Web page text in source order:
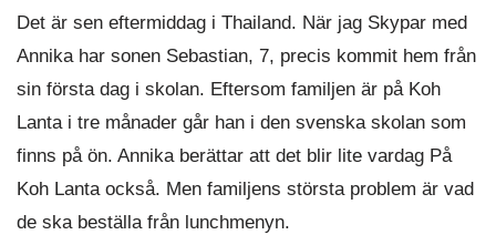
Det är sen eftermiddag i Thailand. När jag Skypar med
Annika har sonen Sebastian, 7, precis kommit hem från
sin första dag i skolan. Eftersom familjen är på Koh
Lanta i tre månader går han i den svenska skolan som
finns på ön. Annika berättar att det blir lite vardag På
Koh Lanta också. Men familjens största problem är vad
de ska beställa från lunchmenyn.